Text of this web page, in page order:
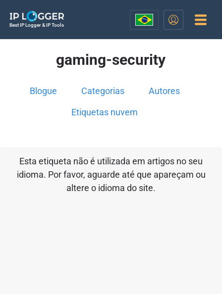
Best IP Logger & IP Tools
gaming-security
Blogue Categorias Autores
Etiquetas nuvem